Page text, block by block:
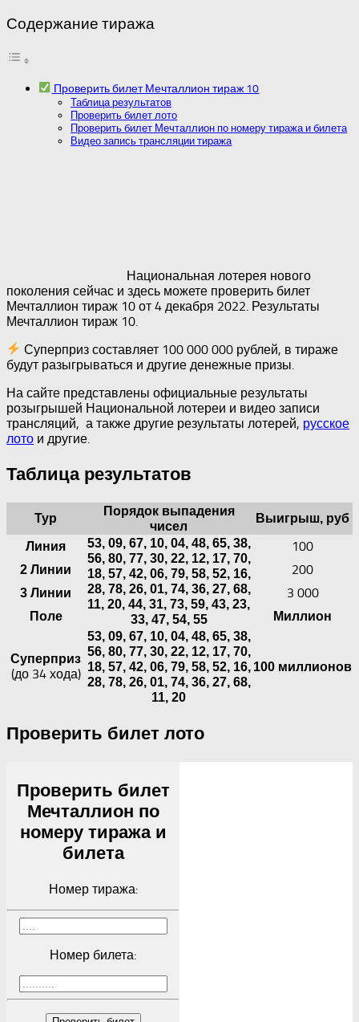
Содержание тиража
Проверить билет Мечталлион тираж 10
Таблица результатов
Проверить билет лото
Проверить билет Мечталлион по номеру тиража и билета
Видео запись трансляции тиража
Национальная лотерея нового
поколения сейчас и здесь можете проверить билет
Мечталлион тираж 10 от 4 декабря 2022. Результаты
Мечталлион тираж 10.
Суперприз составляет 100 000 000 рублей, в тираже
будут разыгрываться и другие денежные призы.
На сайте представлены официальные результаты
розыгрышей Национальной лотереи и видео записи
трансляций, а также другие результаты лотерей, русское
лото и другие.
Таблица результатов
Тур
Порядок выпадения
чисел
Выигрыш, руб
Линия
53, 09, 67, 10, 04, 48, 65, 38,
56, 80, 77, 30, 22, 12, 17, 70,
18, 57, 42, 06, 79, 58, 52, 16,
28, 78, 26, 01, 74, 36, 27, 68,
11, 20, 44, 31, 73, 59, 43, 23,
33, 47, 54, 55
100
2 Линии 200
3 Линии 3 000
Поле Миллион
Суперприз
(до 34 хода)
53, 09, 67, 10, 04, 48, 65, 38,
56, 80, 77, 30, 22, 12, 17, 70,
18, 57, 42, 06, 79, 58, 52, 16,
28, 78, 26, 01, 74, 36, 27, 68,
11, 20
100 миллионов
Проверить билет лото
Проверить билет
Мечталлион по
номеру тиража и
билета
Номер тиража:
Номер билета: